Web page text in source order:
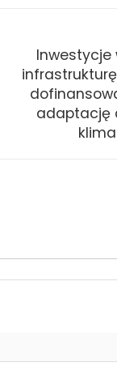
Inwestycje
adaptację